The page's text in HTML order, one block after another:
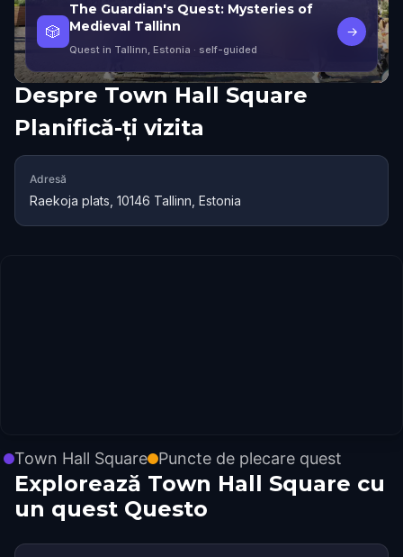
🎲
The Guardian's Quest: Mysteries of
Medieval Tallinn
Quest in Tallinn, Estonia · self-guided
→
Despre Town Hall Square
Planifică-ți vizita
Adresă
Raekoja plats, 10146 Tallinn, Estonia
Town Hall Square Puncte de plecare quest
Explorează Town Hall Square cu
un quest Questo